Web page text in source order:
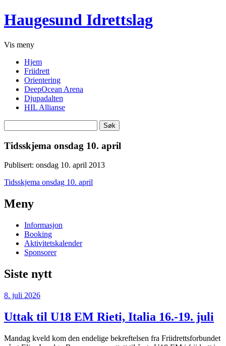
Haugesund Idrettslag
Vis meny
Hjem
Friidrett
Orientering
DeepOcean Arena
Djupadalten
HIL Allianse
etter:
Tidsskjema onsdag 10. april
Publisert: onsdag 10. april 2013
Tidsskjema onsdag 10. april
Meny
Informasjon
Booking
Aktivitetskalender
Sponsorer
Siste nytt
8. juli 2026
Uttak til U18 EM Rieti, Italia 16.-19. juli
Mandag kveld kom den endelige bekreftelsen fra Friidrettsforbundet